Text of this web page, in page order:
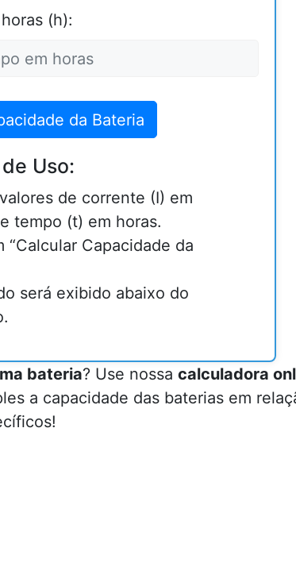
(h):
da Bateria
Uso:
de corrente (I) em
tempo (t) em horas.
“Calcular Capacidade da
será exibido abaixo do
bateria? Use nossa calculadora
a capacidade das baterias em